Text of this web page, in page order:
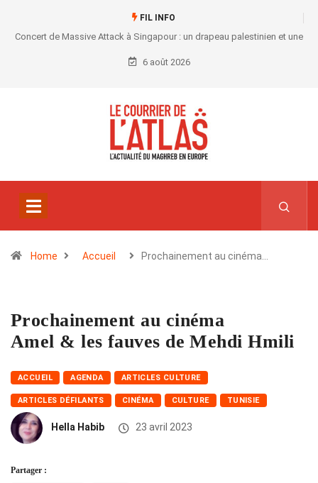
FIL INFO
Concert de Massive Attack à Singapour : un drapeau palestinien et une
convocation au commissariat
6 août 2026
Home Accueil Prochainement au cinéma…
Prochainement au cinéma
Amel & les fauves de Mehdi Hmili
ACCUEIL AGENDA ARTICLES CULTURE
ARTICLES DÉFILANTS CINÉMA CULTURE TUNISIE
Hella Habib 23 avril 2023
Partager :